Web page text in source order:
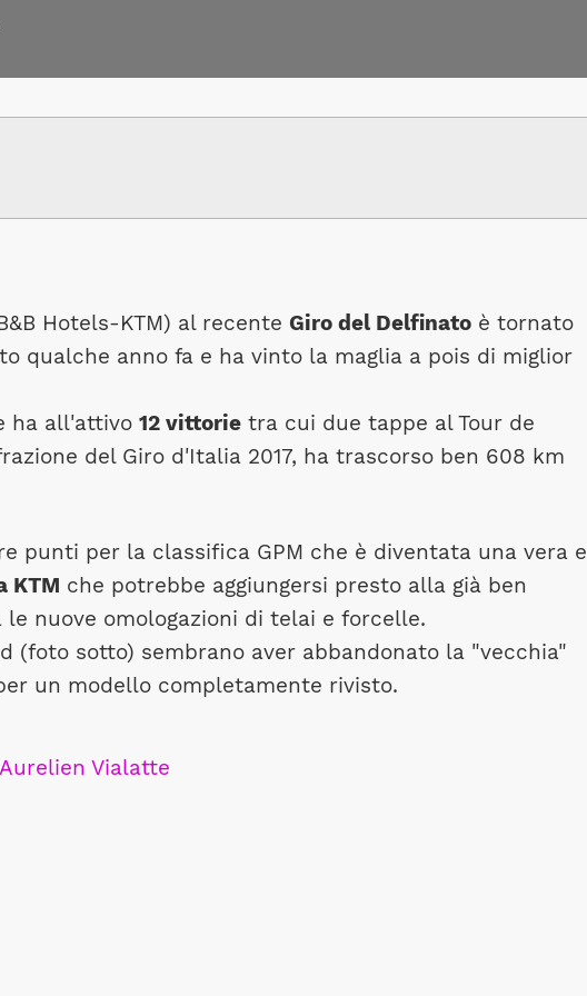
Hotels-KTM) al recente Giro del Delfinato è tornato
qualche anno fa e ha vinto la maglia a pois di miglior
ha all'attivo 12 vittorie tra cui due tappe al Tour de
del Giro d'Italia 2017, ha trascorso ben 608 km
punti per la classifica GPM che è diventata una vera e
KTM che potrebbe aggiungersi presto alla già ben
le nuove omologazioni di telai e forcelle.
(foto sotto) sembrano aver abbandonato la "vecchia"
un modello completamente rivisto.